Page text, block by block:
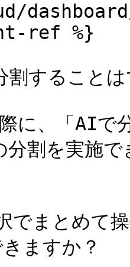
ref %}
することは
に、「AIで
割を実施
まとめて
ますか？